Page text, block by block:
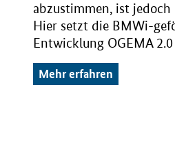
abzustimmen, ist
Hier setzt die BMWi-
Entwicklung OGEMA 2.0
Mehr erfahren